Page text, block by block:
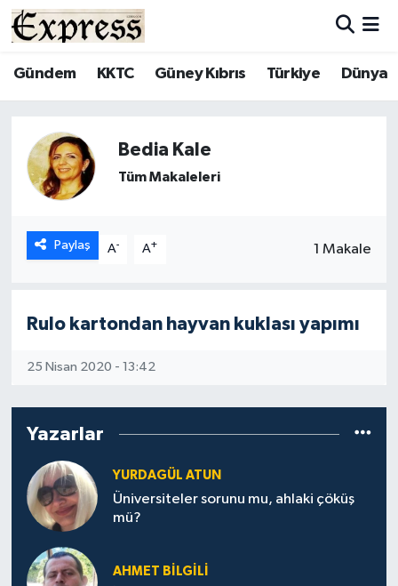
Gündem KKTC Güney Kıbrıs Türkiye Dünya
Bedia Kale
Tüm Makaleleri
Paylaş A- A+ 1 Makale
Rulo kartondan hayvan kuklası yapımı
25 Nisan 2020 - 13:42
Yazarlar
YURDAGÜL ATUN
Üniversiteler sorunu mu, ahlaki çöküş
mü?
AHMET BILGILI
ALAYKÖY
BİLİM
ÇATALKÖY
DÜNYA
ESENTEPE
GAZİMAĞUSA
GİRNE
GÜNDEM
Hava Durumu
Süper Lig Puan Durumu ve Fikstür
Tüm Manşetler
Son Dakika Haberleri